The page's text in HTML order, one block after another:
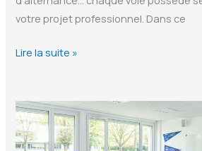
votre projet professionnel. Dans ce
Poursuite
NDRC
:
toutes
Lire la suite »